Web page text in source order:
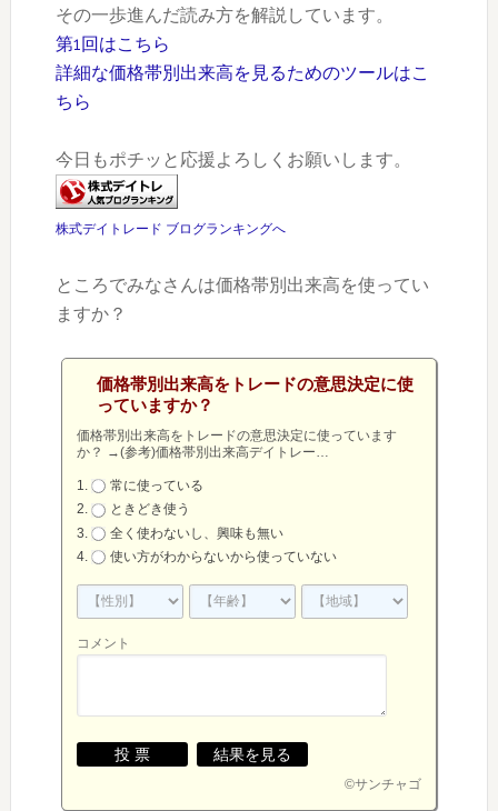
その一歩進んだ読み方を解説しています。
第1回はこちら
詳細な価格帯別出来高を見るためのツールはこ
ちら
今日もポチッと応援よろしくお願いします。
株式デイトレード ブログランキングへ
ところでみなさんは価格帯別出来高を使ってい
ますか？
価格帯別出来高をトレードの意思決定に使
っていますか？
価格帯別出来高をトレードの意思決定に使っています
か？ →(参考)価格帯別出来高デイトレー…
常に使っている
ときどき使う
全く使わないし、興味も無い
使い方がわからないから使っていない
コメント
©サンチャゴ